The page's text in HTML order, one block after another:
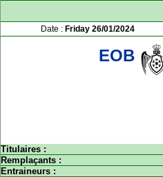
Date : Friday 26/01/2024
EOB
Titulaires :
Remplaçants :
Entraineurs :